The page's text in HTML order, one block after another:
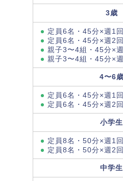
3歳
定員6名・45分×週1
定員6名・45分×週2
親子3〜4組・45分×
親子3〜4組・45分×
4〜6歳
定員6名・45分×週1
定員6名・45分×週2
小学生
定員8名・50分×週1
定員8名・50分×週2
中学生